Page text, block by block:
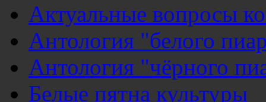
Актуальные вопросы
Антология "белого
Антология "чёрного
Белые пятна культуры